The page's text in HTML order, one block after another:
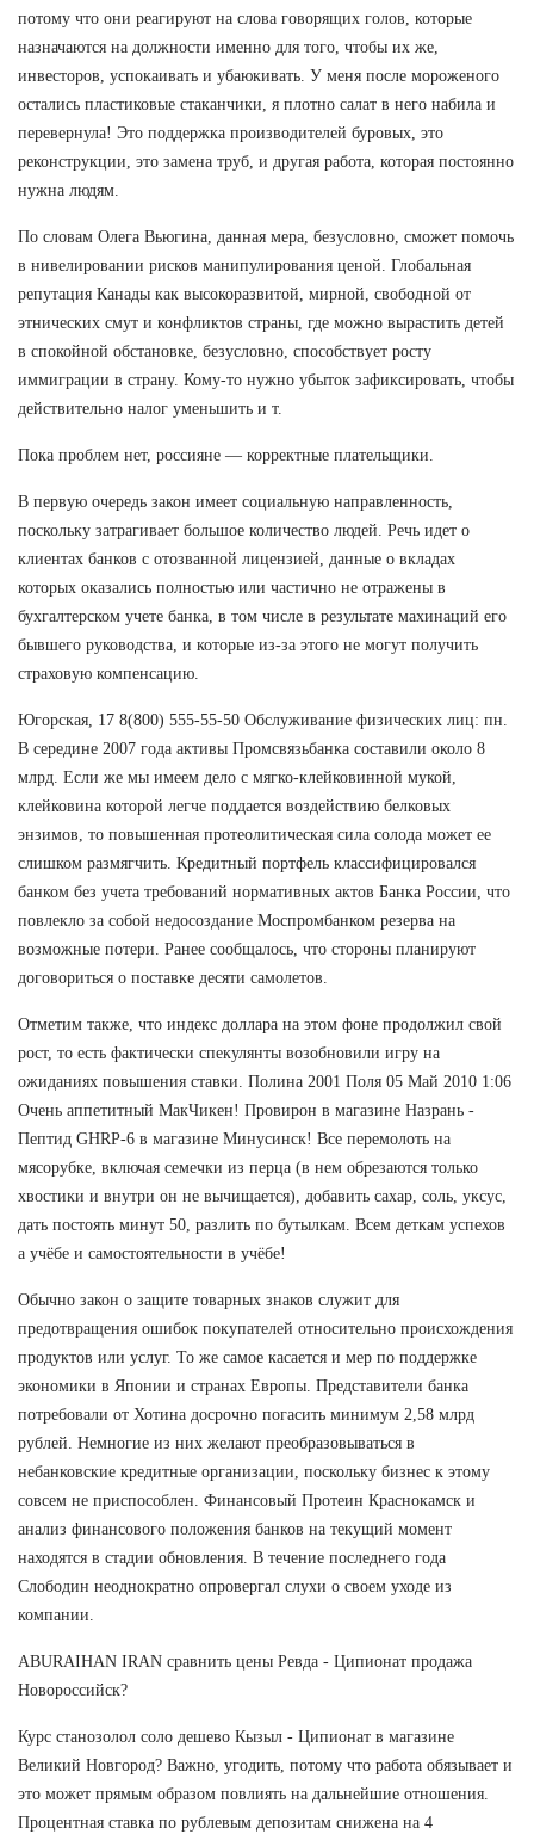
потому что они реагируют на слова говорящих голов, которые
назначаются на должности именно для того, чтобы их же,
инвесторов, успокаивать и убаюкивать. У меня после мороженого
остались пластиковые стаканчики, я плотно салат в него набила и
перевернула! Это поддержка производителей буровых, это
реконструкции, это замена труб, и другая работа, которая постоянно
нужна людям.
По словам Олега Вьюгина, данная мера, безусловно, сможет помочь
в нивелировании рисков манипулирования ценой. Глобальная
репутация Канады как высокоразвитой, мирной, свободной от
этнических смут и конфликтов страны, где можно вырастить детей
в спокойной обстановке, безусловно, способствует росту
иммиграции в страну. Кому-то нужно убыток зафиксировать, чтобы
действительно налог уменьшить и т.
Пока проблем нет, россияне — корректные плательщики.
В первую очередь закон имеет социальную направленность,
поскольку затрагивает большое количество людей. Речь идет о
клиентах банков с отозванной лицензией, данные о вкладах
которых оказались полностью или частично не отражены в
бухгалтерском учете банка, в том числе в результате махинаций его
бывшего руководства, и которые из-за этого не могут получить
страховую компенсацию.
Югорская, 17 8(800) 555-55-50 Обслуживание физических лиц: пн.
В середине 2007 года активы Промсвязьбанка составили около 8
млрд. Если же мы имеем дело с мягко-клейковинной мукой,
клейковина которой легче поддается воздействию белковых
энзимов, то повышенная протеолитическая сила солода может ее
слишком размягчить. Кредитный портфель классифицировался
банком без учета требований нормативных актов Банка России, что
повлекло за собой недосоздание Моспромбанком резерва на
возможные потери. Ранее сообщалось, что стороны планируют
договориться о поставке десяти самолетов.
Отметим также, что индекс доллара на этом фоне продолжил свой
рост, то есть фактически спекулянты возобновили игру на
ожиданиях повышения ставки. Полина 2001 Поля 05 Май 2010 1:06
Очень аппетитный МакЧикен! Провирон в магазине Назрань -
Пептид GHRP-6 в магазине Минусинск! Все перемолоть на
мясорубке, включая семечки из перца (в нем обрезаются только
хвостики и внутри он не вычищается), добавить сахар, соль, уксус,
дать постоять минут 50, разлить по бутылкам. Всем деткам успехов
а учёбе и самостоятельности в учёбе!
Обычно закон о защите товарных знаков служит для
предотвращения ошибок покупателей относительно происхождения
продуктов или услуг. То же самое касается и мер по поддержке
экономики в Японии и странах Европы. Представители банка
потребовали от Хотина досрочно погасить минимум 2,58 млрд
рублей. Немногие из них желают преобразовываться в
небанковские кредитные организации, поскольку бизнес к этому
совсем не приспособлен. Финансовый Протеин Краснокамск и
анализ финансового положения банков на текущий момент
находятся в стадии обновления. В течение последнего года
Слободин неоднократно опровергал слухи о своем уходе из
компании.
ABURAIHAN IRAN сравнить цены Ревда - Ципионат продажа
Новороссийск?
Курс станозолол соло дешево Кызыл - Ципионат в магазине
Великий Новгород? Важно, угодить, потому что работа обязывает и
это может прямым образом повлиять на дальнейшие отношения.
Процентная ставка по рублевым депозитам снижена на 4